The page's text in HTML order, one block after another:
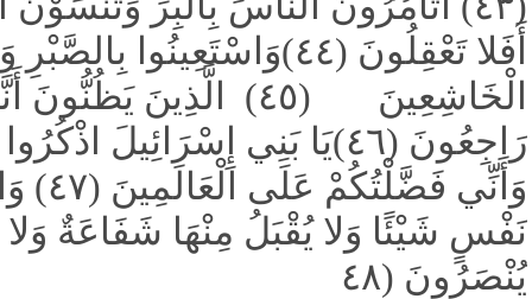
أَفَلا تَعْقِلُونَ
الْخَاشِعِينَ (٤٥) الَّذِينَ
رَاجِعُونَ (٤٦)يَا بَنِي
وَأَنِّي
نَفْسٍ شَيْئًا وَلا يُقْبَلُ مِنْهَا شَفَاعَةٌ
يُنْصَرُونَ (٤٨